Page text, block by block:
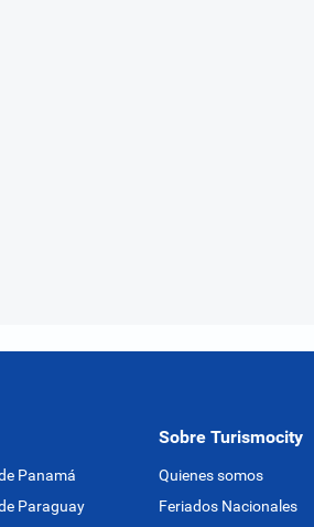
Panamá
Paraguay
Sobre Turismocity
Quienes somos
Feriados Nacionales